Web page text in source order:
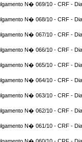
N� 069/10 - CRF -
N� 068/10 - CRF -
N� 067/10 - CRF -
N� 066/10 - CRF -
N� 065/10 - CRF -
N� 064/10 - CRF -
N� 063/10 - CRF -
N� 062/10 - CRF -
N� 061/10 - CRF -